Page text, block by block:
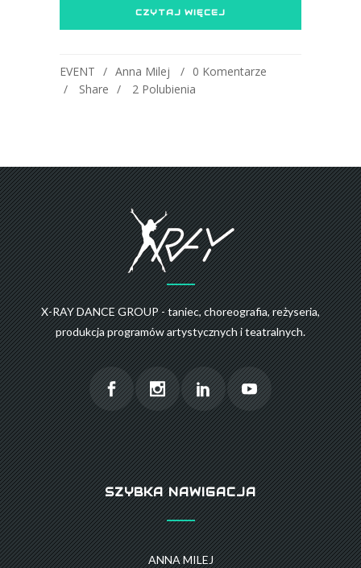
CZYTAJ WIĘCEJ
EVENT Anna Milej
0 Komentarze
Share
2 Polubienia
X-RAY DANCE GROUP - taniec, choreografia, reżyseria,
produkcja programów artystycznych i teatralnych.
SZYBKA NAWIGACJA
ANNA MILEJ